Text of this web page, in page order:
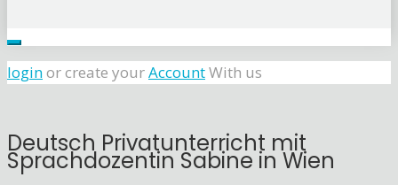
loginor create yourAccountWith us
Deutsch Privatunterricht mit
Sprachdozentin Sabine in Wien